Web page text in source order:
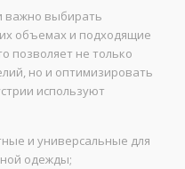
важно выбирать
объемах и подходящие
позволяет не только
но и оптимизировать
используют
и универсальные для
одежды;